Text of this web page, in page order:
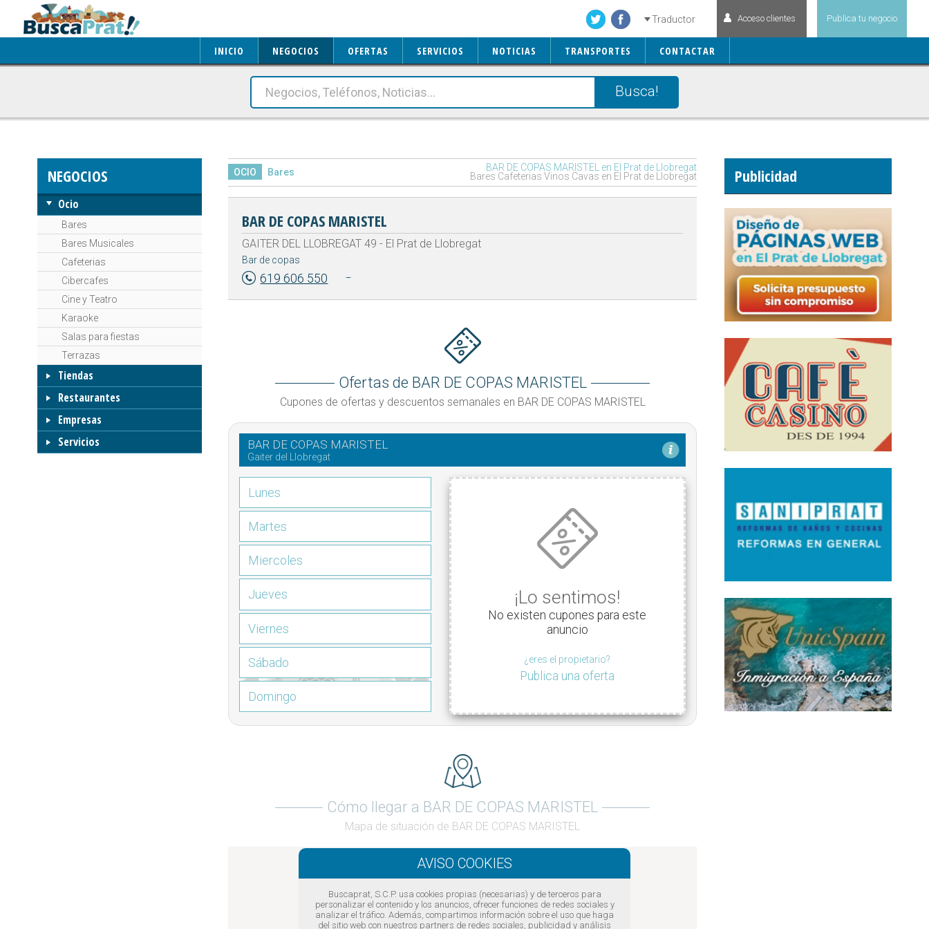
INICIO NEGOCIOS OFERTAS SERVICIOS NOTICIAS TRANSPORTES CONTACTAR
Publica tu negocio
Acceso clientes
Traductor
Busca!
NEGOCIOS
Ocio
Bares
Bares Musicales
Cafeterias
Cibercafes
Cine y Teatro
Karaoke
Salas para fiestas
Terrazas
Tiendas
Restaurantes
Empresas
Servicios
OCIO Bares
BAR DE COPAS MARISTEL en El Prat de Llobregat
Bares Cafeterias Vinos Cavas en El Prat de Llobregat
BAR DE COPAS MARISTEL
GAITER DEL LLOBREGAT 49 - El Prat de Llobregat
Bar de copas
619 606 550
Ofertas de BAR DE COPAS MARISTEL
Cupones de ofertas y descuentos semanales en BAR DE COPAS MARISTEL
BAR DE COPAS MARISTEL
Gaiter del Llobregat
Lunes
Martes
Miercoles
Jueves
Viernes
Sábado
Domingo
¡Lo sentimos!
No existen cupones para este
anuncio
¿eres el propietario?
Publica una oferta
Cómo llegar a BAR DE COPAS MARISTEL
Mapa de situación de BAR DE COPAS MARISTEL
Publicidad
Buscaprat, S.C.P. usa cookies propias (necesarias) y de terceros para
personalizar el contenido y los anuncios, ofrecer funciones de redes sociales y
analizar el tráfico. Además, compartimos información sobre el uso que haga
del sitio web con nuestros partners de redes sociales, publicidad y análisis